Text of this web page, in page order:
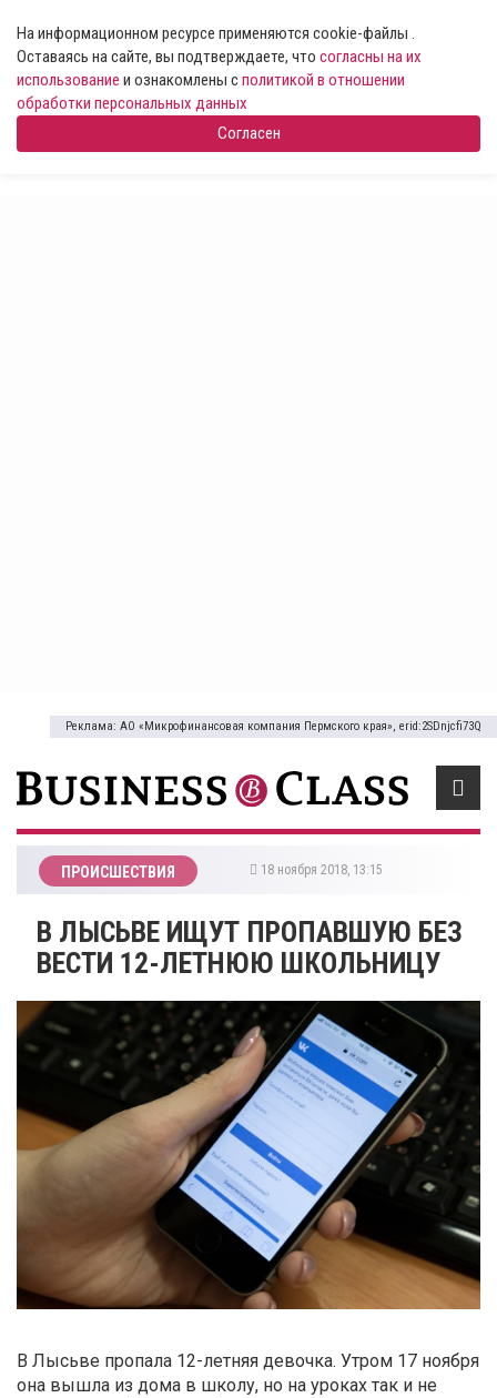
На информационном ресурсе применяются cookie-файлы .
Оставаясь на сайте, вы подтверждаете, что согласны на их
использование и ознакомлены сполитикой в отношении
обработки персональных данных
Согласен
Реклама: АО «Микрофинансовая компания Пермского края», erid:2SDnjcfi73Q
ПРОИСШЕСТВИЯ 18 ноября 2018, 13:15
​В ЛЫСЬВЕ ИЩУТ ПРОПАВШУЮ БЕЗ
ВЕСТИ 12-ЛЕТНЮЮ ШКОЛЬНИЦУ
В Лысьве пропала 12-летняя девочка. Утром 17 ноября
она вышла из дома в школу, но на уроках так и не